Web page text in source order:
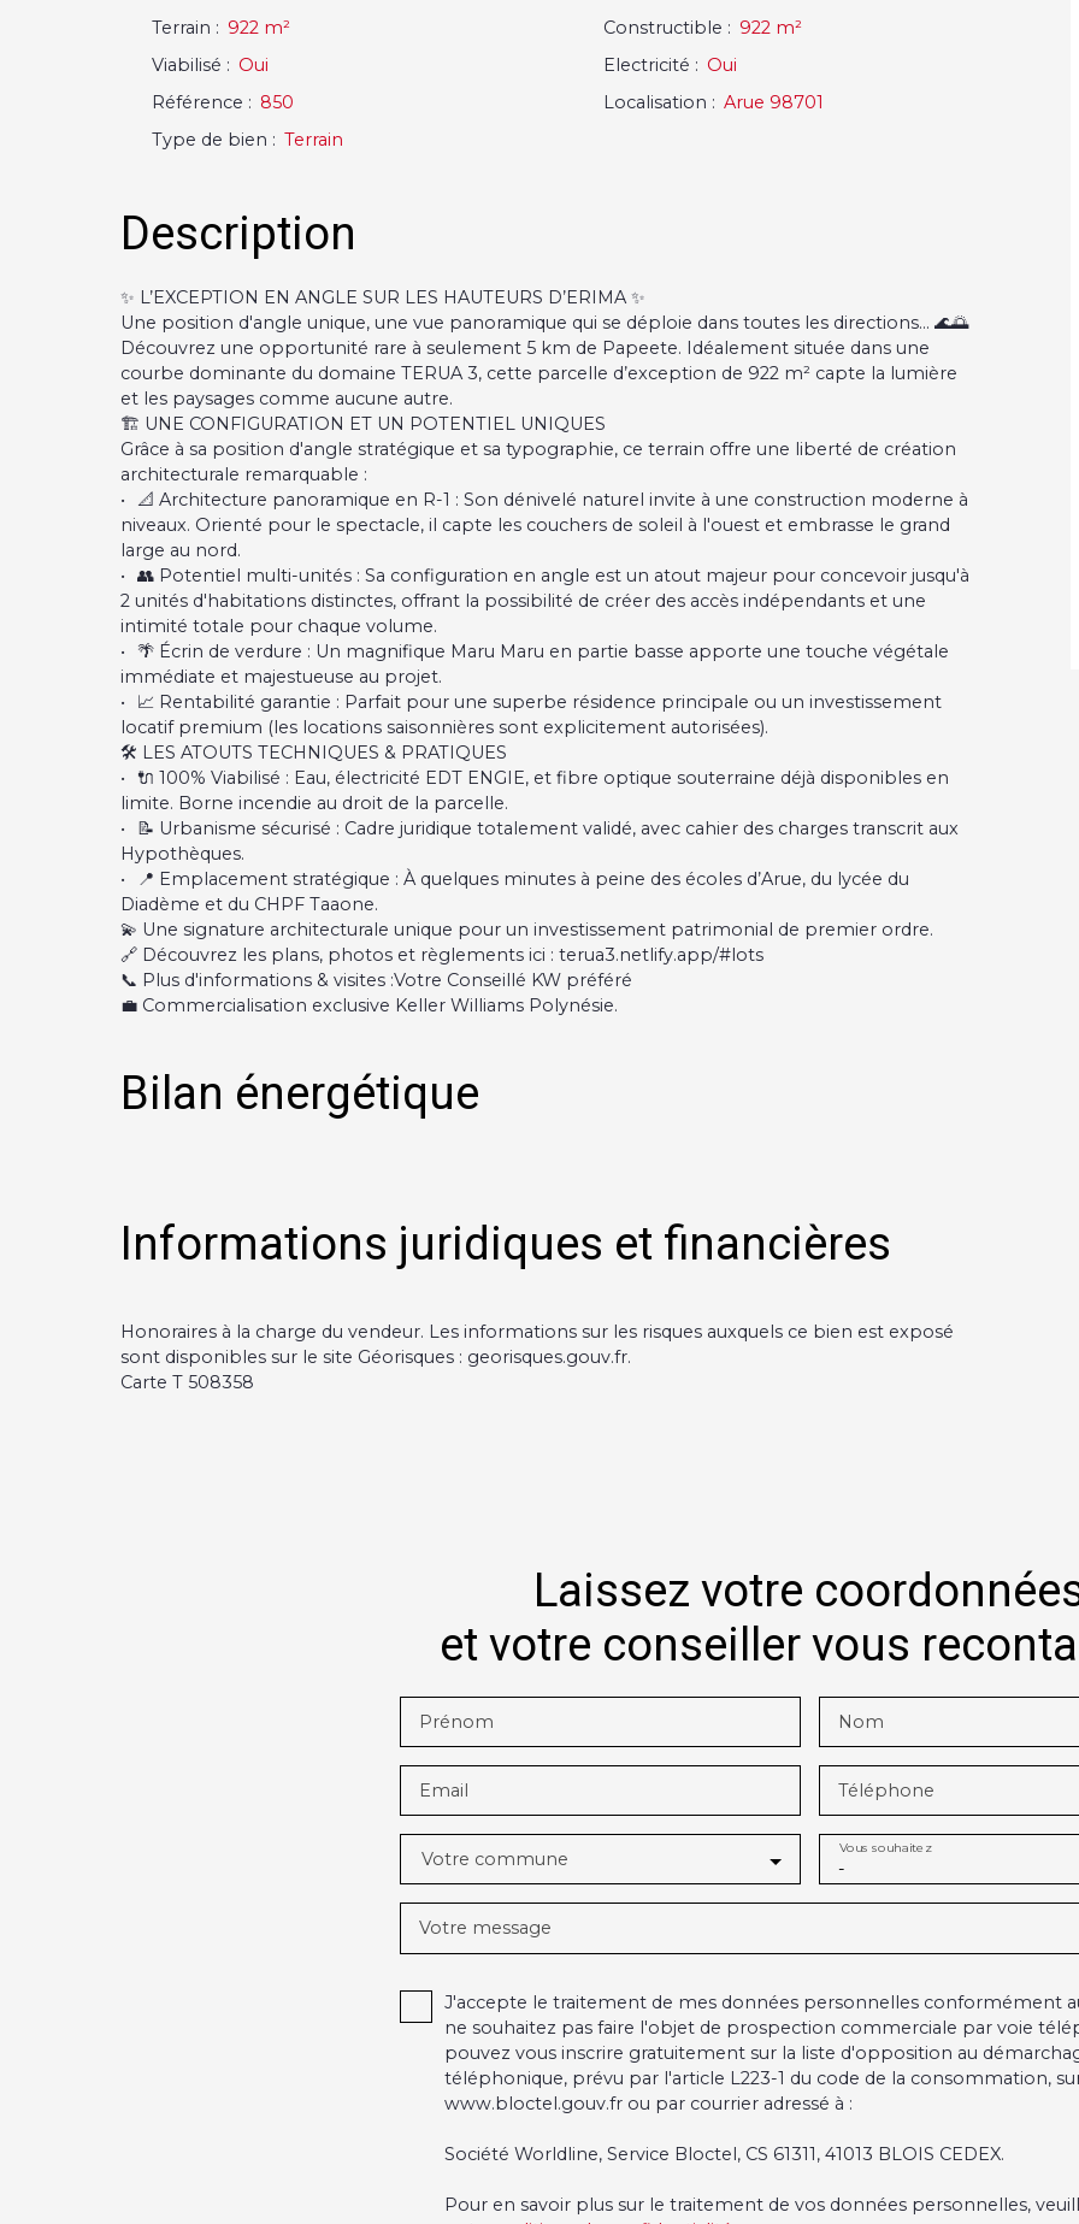
Terrain : 922 m² Constructible : 922 m²
Viabilisé : Oui Electricité : Oui
Référence : 850 Localisation : Arue 98701
Type de bien : Terrain
Description
✨ L’EXCEPTION EN ANGLE SUR LES HAUTEURS D’ERIMA ✨
Une position d'angle unique, une vue panoramique qui se déploie dans toutes les directions... 🌊🌅
Découvrez une opportunité rare à seulement 5 km de Papeete. Idéalement située dans une
courbe dominante du domaine TERUA 3, cette parcelle d’exception de 922 m² capte la lumière
et les paysages comme aucune autre.
🏗️ UNE CONFIGURATION ET UN POTENTIEL UNIQUES
Grâce à sa position d'angle stratégique et sa typographie, ce terrain offre une liberté de création
architecturale remarquable :
📐 Architecture panoramique en R-1 : Son dénivelé naturel invite à une construction moderne à
niveaux. Orienté pour le spectacle, il capte les couchers de soleil à l'ouest et embrasse le grand
large au nord.
👥 Potentiel multi-unités : Sa configuration en angle est un atout majeur pour concevoir jusqu'à
2 unités d'habitations distinctes, offrant la possibilité de créer des accès indépendants et une
intimité totale pour chaque volume.
🌴 Écrin de verdure : Un magnifique Maru Maru en partie basse apporte une touche végétale
immédiate et majestueuse au projet.
📈 Rentabilité garantie : Parfait pour une superbe résidence principale ou un investissement
locatif premium (les locations saisonnières sont explicitement autorisées).
🛠️ LES ATOUTS TECHNIQUES & PRATIQUES
🔌 100% Viabilisé : Eau, électricité EDT ENGIE, et fibre optique souterraine déjà disponibles en
limite. Borne incendie au droit de la parcelle.
📝 Urbanisme sécurisé : Cadre juridique totalement validé, avec cahier des charges transcrit aux
Hypothèques.
📍 Emplacement stratégique : À quelques minutes à peine des écoles d’Arue, du lycée du
Diadème et du CHPF Taaone.
💫 Une signature architecturale unique pour un investissement patrimonial de premier ordre.
🔗 Découvrez les plans, photos et règlements ici : terua3.netlify.app/#lots
📞 Plus d'informations & visites :Votre Conseillé KW préféré
💼 Commercialisation exclusive Keller Williams Polynésie.
Bilan énergétique
Informations juridiques et financières
Honoraires à la charge du vendeur. Les informations sur les risques auxquels ce bien est exposé
sont disponibles sur le site Géorisques : georisques.gouv.fr.
Carte T 508358
Laissez votre
et votre conseiller vous
Prénom Nom
Email Téléphone
Votre commune -
Vous souhaitez
Votre message
J'accepte le traitement de mes données personnelles conformément
ne souhaitez pas faire l'objet de prospection commerciale par voie
pouvez vous inscrire gratuitement sur la liste d'opposition au
téléphonique, prévu par l'article L223-1 du code de la consommation,
www.bloctel.gouv.fr ou par courrier adressé à :
Société Worldline, Service Bloctel, CS 61311, 41013 BLOIS CEDEX.
Pour en savoir plus sur le traitement de vos données personnelles,